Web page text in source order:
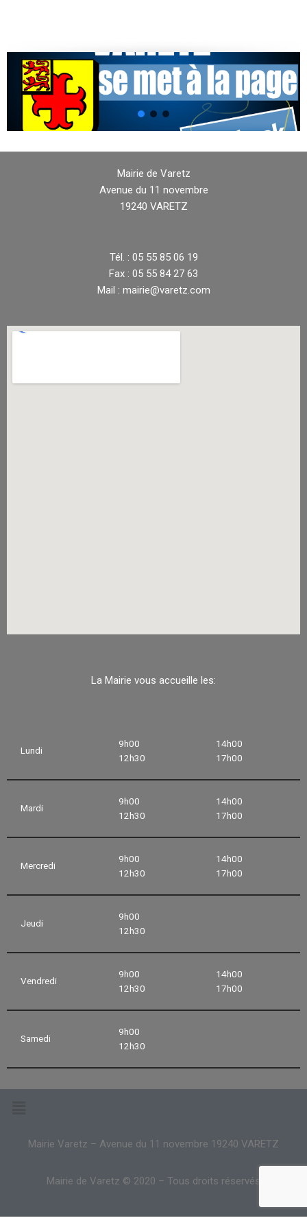
Mairie de Varetz
Avenue du 11 novembre
19240 VARETZ
Tél. : 05 55 85 06 19
Fax : 05 55 84 27 63
Mail : mairie@varetz.com
La Mairie vous accueille les:
Lundi
9h00
12h30
14h00
17h00
Mardi
9h00
12h30
14h00
17h00
Mercredi
9h00
12h30
14h00
17h00
Jeudi
9h00
12h30
Vendredi
9h00
12h30
14h00
17h00
Samedi
9h00
12h30
Mairie Varetz – Avenue du 11 novembre 19240 VARETZ
Mairie de Varetz © 2020 – Tous droits réservés